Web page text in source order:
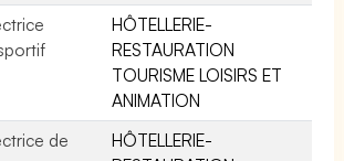
HÔTELLERIE-
RESTAURATION
TOURISME LOISIRS ET
ANIMATION
de
HÔTELLERIE-